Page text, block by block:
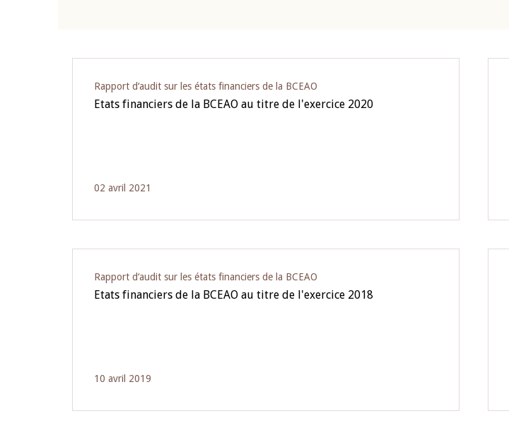
Rapport d‘audit sur les états financiers de la BCEAO
Etats financiers de la BCEAO au titre de l'exercice 2020
02 avril 2021
Rapport d‘audit sur les états financiers de la BCEAO
Etats financiers de la BCEAO au titre de l'exercice 2018
10 avril 2019